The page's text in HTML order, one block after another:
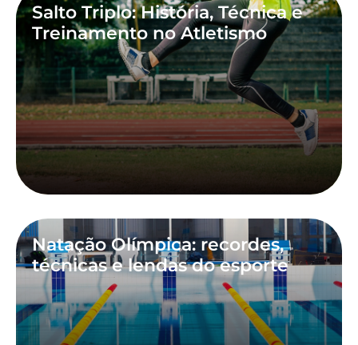
Salto Triplo: História, Técnica e
Treinamento no Atletismo
Natação Olímpica: recordes,
técnicas e lendas do esporte